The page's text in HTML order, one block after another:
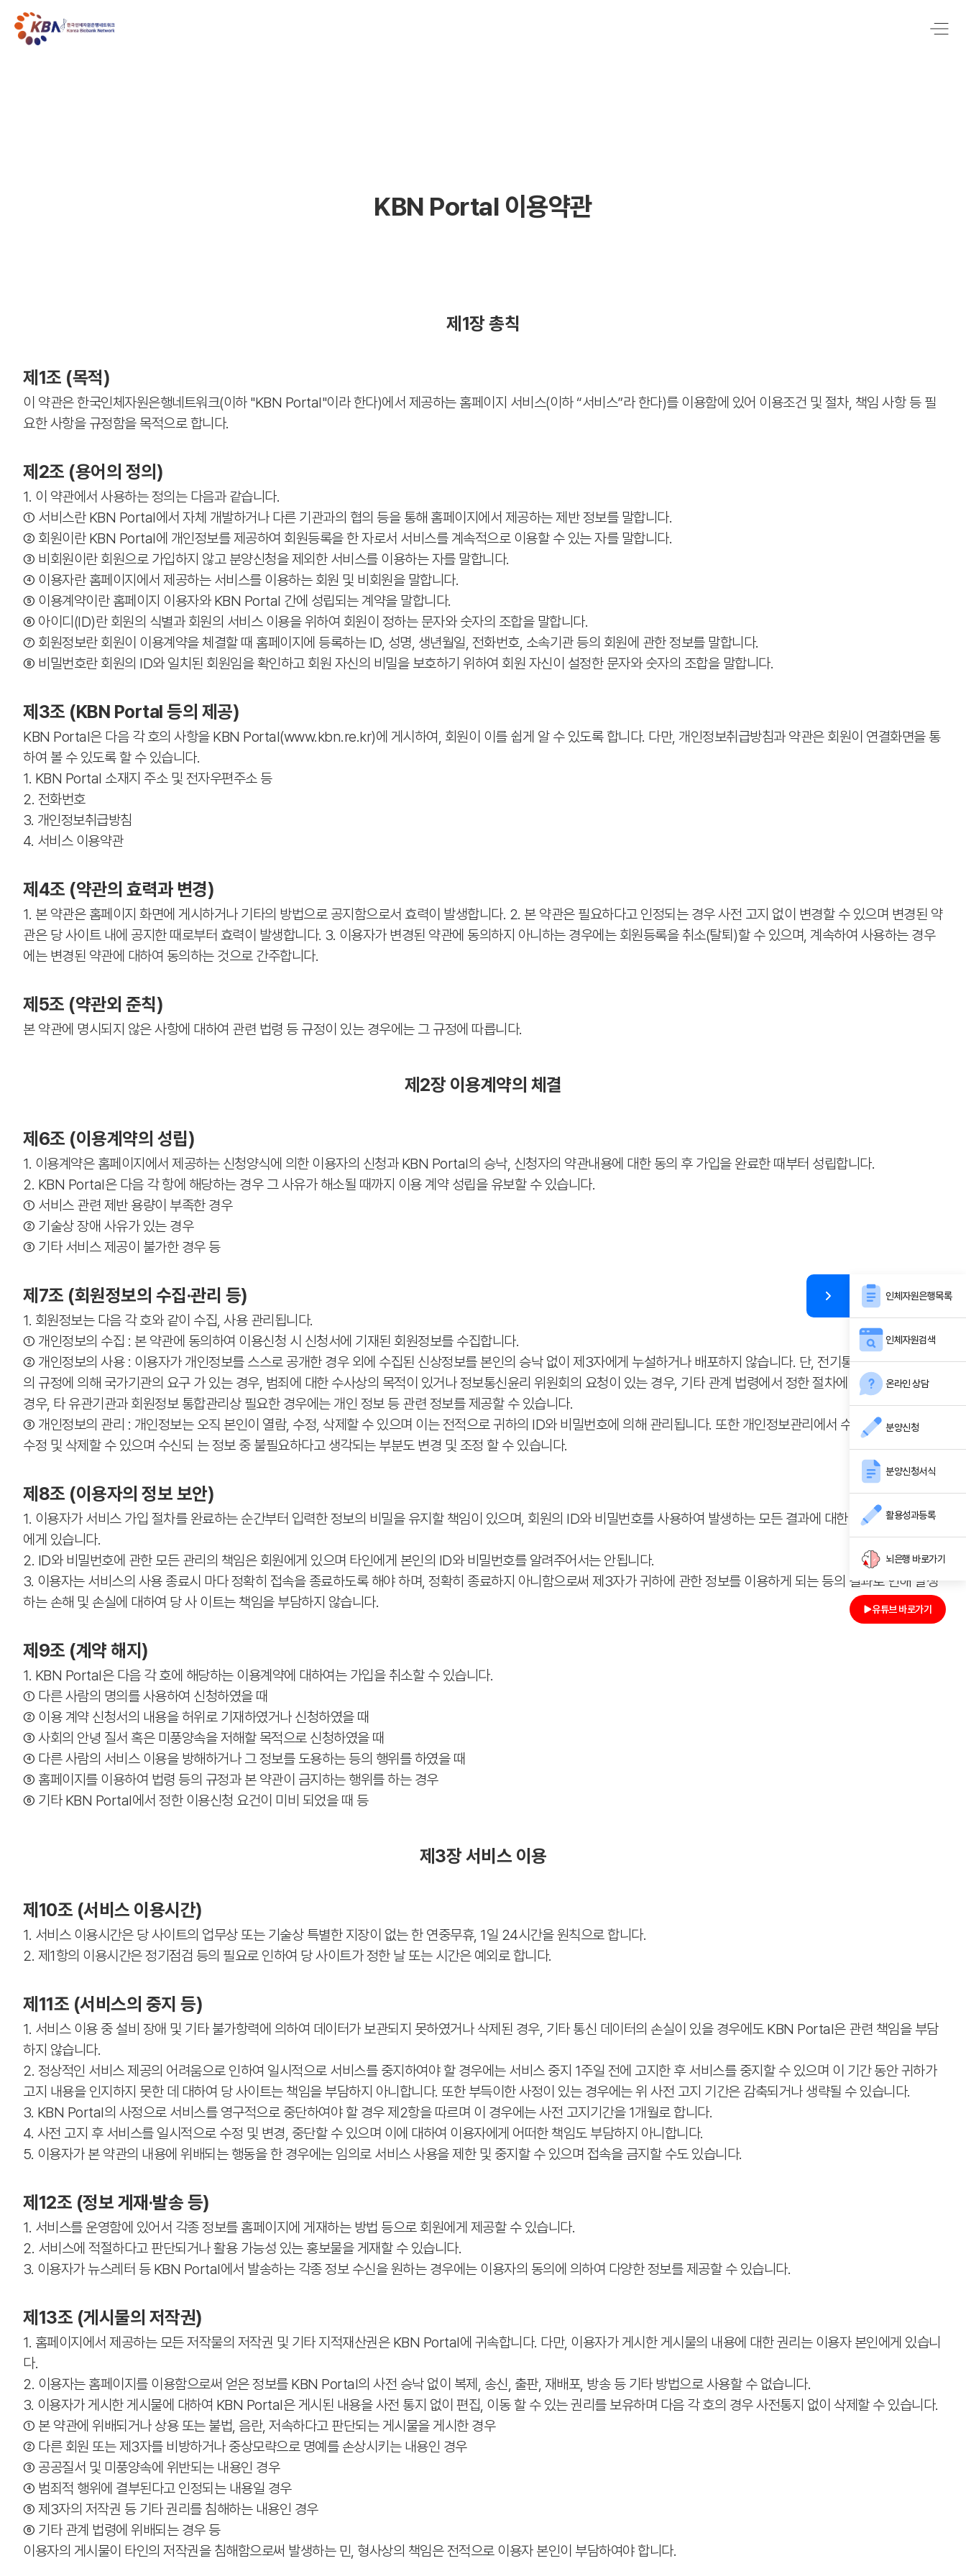
KBN Portal 이용약관
제1장 총칙
제1조 (목적)
이 약관은 한국인체자원은행네트워크(이하 "KBN Portal"이라 한다)에서 제공하는 홈페이지 서비스(이하 “서비스”라 한다)를 이용함에 있어 이용조건 및 절차, 책임 사항 등 필
요한 사항을 규정함을 목적으로 합니다.
제2조 (용어의 정의)
1. 이 약관에서 사용하는 정의는 다음과 같습니다.
① 서비스란 KBN Portal에서 자체 개발하거나 다른 기관과의 협의 등을 통해 홈페이지에서 제공하는 제반 정보를 말합니다.
② 회원이란 KBN Portal에 개인정보를 제공하여 회원등록을 한 자로서 서비스를 계속적으로 이용할 수 있는 자를 말합니다.
③ 비회원이란 회원으로 가입하지 않고 분양신청을 제외한 서비스를 이용하는 자를 말합니다.
④ 이용자란 홈페이지에서 제공하는 서비스를 이용하는 회원 및 비회원을 말합니다.
⑤ 이용계약이란 홈페이지 이용자와 KBN Portal 간에 성립되는 계약을 말합니다.
⑥ 아이디(ID)란 회원의 식별과 회원의 서비스 이용을 위하여 회원이 정하는 문자와 숫자의 조합을 말합니다.
⑦ 회원정보란 회원이 이용계약을 체결할 때 홈페이지에 등록하는 ID, 성명, 생년월일, 전화번호, 소속기관 등의 회원에 관한 정보를 말합니다.
⑧ 비밀번호란 회원의 ID와 일치된 회원임을 확인하고 회원 자신의 비밀을 보호하기 위하여 회원 자신이 설정한 문자와 숫자의 조합을 말합니다.
제3조 (KBN Portal 등의 제공)
KBN Portal은 다음 각 호의 사항을 KBN Portal(www.kbn.re.kr)에 게시하여, 회원이 이를 쉽게 알 수 있도록 합니다. 다만, 개인정보취급방침과 약관은 회원이 연결화면을 통
하여 볼 수 있도록 할 수 있습니다.
1. KBN Portal 소재지 주소 및 전자우편주소 등
2. 전화번호
3. 개인정보취급방침
4. 서비스 이용약관
제4조 (약관의 효력과 변경)
1. 본 약관은 홈페이지 화면에 게시하거나 기타의 방법으로 공지함으로서 효력이 발생합니다. 2. 본 약관은 필요하다고 인정되는 경우 사전 고지 없이 변경할 수 있으며 변경된 약
관은 당 사이트 내에 공지한 때로부터 효력이 발생합니다. 3. 이용자가 변경된 약관에 동의하지 아니하는 경우에는 회원등록을 취소(탈퇴)할 수 있으며, 계속하여 사용하는 경우
에는 변경된 약관에 대하여 동의하는 것으로 간주합니다.
제5조 (약관외 준칙)
본 약관에 명시되지 않은 사항에 대하여 관련 법령 등 규정이 있는 경우에는 그 규정에 따릅니다.
제2장 이용계약의 체결
제6조 (이용계약의 성립)
1. 이용계약은 홈페이지에서 제공하는 신청양식에 의한 이용자의 신청과 KBN Portal의 승낙, 신청자의 약관내용에 대한 동의 후 가입을 완료한 때부터 성립합니다.
2. KBN Portal은 다음 각 항에 해당하는 경우 그 사유가 해소될 때까지 이용 계약 성립을 유보할 수 있습니다.
① 서비스 관련 제반 용량이 부족한 경우
② 기술상 장애 사유가 있는 경우
③ 기타 서비스 제공이 불가한 경우 등
제7조 (회원정보의 수집·관리 등)
1. 회원정보는 다음 각 호와 같이 수집, 사용 관리됩니다.
① 개인정보의 수집 : 본 약관에 동의하여 이용신청 시 신청서에 기재된 회원정보를 수집합니다.
② 개인정보의 사용 : 이용자가 개인정보를 스스로 공개한 경우 외에 수집된 신상정보를 본인의 승낙 없이 제3자에게 누설하거나 배포하지 않습니다. 단, 전기통신기본법 등 법률
의 규정에 의해 국가기관의 요구 가 있는 경우, 범죄에 대한 수사상의 목적이 있거나 정보통신윤리 위원회의 요청이 있는 경우, 기타 관계 법령에서 정한 절차에 따른 요청이 있는
경우, 타 유관기관과 회원정보 통합관리상 필요한 경우에는 개인 정보 등 관련 정보를 제공할 수 있습니다.
③ 개인정보의 관리 : 개인정보는 오직 본인이 열람, 수정, 삭제할 수 있으며 이는 전적으로 귀하의 ID와 비밀번호에 의해 관리됩니다. 또한 개인정보관리에서 수시로 개인정보를
수정 및 삭제할 수 있으며 수신되 는 정보 중 불필요하다고 생각되는 부분도 변경 및 조정 할 수 있습니다.
제8조 (이용자의 정보 보안)
1. 이용자가 서비스 가입 절차를 완료하는 순간부터 입력한 정보의 비밀을 유지할 책임이 있으며, 회원의 ID와 비밀번호를 사용하여 발생하는 모든 결과에 대한 책임은 회원 본인
에게 있습니다.
2. ID와 비밀번호에 관한 모든 관리의 책임은 회원에게 있으며 타인에게 본인의 ID와 비밀번호를 알려주어서는 안됩니다.
3. 이용자는 서비스의 사용 종료시 마다 정확히 접속을 종료하도록 해야 하며, 정확히 종료하지 아니함으로써 제3자가 귀하에 관한 정보를 이용하게 되는 등의 결과로 인해 발생
하는 손해 및 손실에 대하여 당 사 이트는 책임을 부담하지 않습니다.
제9조 (계약 해지)
1. KBN Portal은 다음 각 호에 해당하는 이용계약에 대하여는 가입을 취소할 수 있습니다.
① 다른 사람의 명의를 사용하여 신청하였을 때
② 이용 계약 신청서의 내용을 허위로 기재하였거나 신청하였을 때
③ 사회의 안녕 질서 혹은 미풍양속을 저해할 목적으로 신청하였을 때
④ 다른 사람의 서비스 이용을 방해하거나 그 정보를 도용하는 등의 행위를 하였을 때
⑤ 홈페이지를 이용하여 법령 등의 규정과 본 약관이 금지하는 행위를 하는 경우
⑥ 기타 KBN Portal에서 정한 이용신청 요건이 미비 되었을 때 등
제3장 서비스 이용
제10조 (서비스 이용시간)
1. 서비스 이용시간은 당 사이트의 업무상 또는 기술상 특별한 지장이 없는 한 연중무휴, 1일 24시간을 원칙으로 합니다.
2. 제1항의 이용시간은 정기점검 등의 필요로 인하여 당 사이트가 정한 날 또는 시간은 예외로 합니다.
제11조 (서비스의 중지 등)
1. 서비스 이용 중 설비 장애 및 기타 불가항력에 의하여 데이터가 보관되지 못하였거나 삭제된 경우, 기타 통신 데이터의 손실이 있을 경우에도 KBN Portal은 관련 책임을 부담
하지 않습니다.
2. 정상적인 서비스 제공의 어려움으로 인하여 일시적으로 서비스를 중지하여야 할 경우에는 서비스 중지 1주일 전에 고지한 후 서비스를 중지할 수 있으며 이 기간 동안 귀하가
고지 내용을 인지하지 못한 데 대하여 당 사이트는 책임을 부담하지 아니합니다. 또한 부득이한 사정이 있는 경우에는 위 사전 고지 기간은 감축되거나 생략될 수 있습니다.
3. KBN Portal의 사정으로 서비스를 영구적으로 중단하여야 할 경우 제2항을 따르며 이 경우에는 사전 고지기간을 1개월로 합니다.
4. 사전 고지 후 서비스를 일시적으로 수정 및 변경, 중단할 수 있으며 이에 대하여 이용자에게 어떠한 책임도 부담하지 아니합니다.
5. 이용자가 본 약관의 내용에 위배되는 행동을 한 경우에는 임의로 서비스 사용을 제한 및 중지할 수 있으며 접속을 금지할 수도 있습니다.
제12조 (정보 게재·발송 등)
1. 서비스를 운영함에 있어서 각종 정보를 홈페이지에 게재하는 방법 등으로 회원에게 제공할 수 있습니다.
2. 서비스에 적절하다고 판단되거나 활용 가능성 있는 홍보물을 게재할 수 있습니다.
3. 이용자가 뉴스레터 등 KBN Portal에서 발송하는 각종 정보 수신을 원하는 경우에는 이용자의 동의에 의하여 다양한 정보를 제공할 수 있습니다.
제13조 (게시물의 저작권)
1. 홈페이지에서 제공하는 모든 저작물의 저작권 및 기타 지적재산권은 KBN Portal에 귀속합니다. 다만, 이용자가 게시한 게시물의 내용에 대한 권리는 이용자 본인에게 있습니
다.
2. 이용자는 홈페이지를 이용함으로써 얻은 정보를 KBN Portal의 사전 승낙 없이 복제, 송신, 출판, 재배포, 방송 등 기타 방법으로 사용할 수 없습니다.
3. 이용자가 게시한 게시물에 대하여 KBN Portal은 게시된 내용을 사전 통지 없이 편집, 이동 할 수 있는 권리를 보유하며 다음 각 호의 경우 사전통지 없이 삭제할 수 있습니다.
① 본 약관에 위배되거나 상용 또는 불법, 음란, 저속하다고 판단되는 게시물을 게시한 경우
② 다른 회원 또는 제3자를 비방하거나 중상모략으로 명예를 손상시키는 내용인 경우
③ 공공질서 및 미풍양속에 위반되는 내용인 경우
④ 범죄적 행위에 결부된다고 인정되는 내용일 경우
⑤ 제3자의 저작권 등 기타 권리를 침해하는 내용인 경우
⑥ 기타 관계 법령에 위배되는 경우 등
이용자의 게시물이 타인의 저작권을 침해함으로써 발생하는 민, 형사상의 책임은 전적으로 이용자 본인이 부담하여야 합니다.
인체자원은행목록
인체자원검색
온라인 상담
분양신청
분양신청서식
활용성과등록
뇌은행 바로가기
유튜브 바로가기